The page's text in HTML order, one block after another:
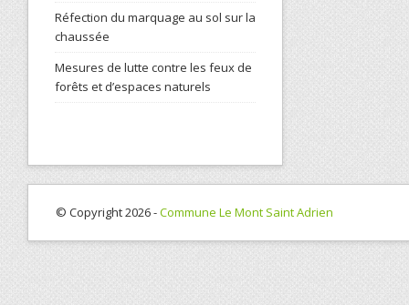
Réfection du marquage au sol sur la
chaussée
Mesures de lutte contre les feux de
forêts et d’espaces naturels
© Copyright 2026 -Commune Le Mont Saint Adrien